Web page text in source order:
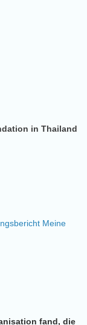
in Thailand
Meine
fand, die